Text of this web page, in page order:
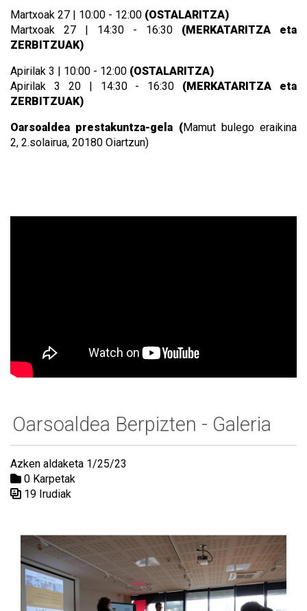
Martxoak 27 | 10:00 - 12:00 (OSTALARITZA)
Martxoak 27 | 14:30 - 16:30 (MERKATARITZA eta
ZERBITZUAK)
Apirilak 3 | 10:00 - 12:00 (OSTALARITZA)
Apirilak 3 20 | 14:30 - 16:30 (MERKATARITZA eta
ZERBITZUAK)
Oarsoaldea prestakuntza-gela (Mamut bulego eraikina
2, 2.solairua, 20180 Oiartzun)
Oarsoaldea Berpizten - Galeria
Azken aldaketa 1/25/23
0 Karpetak
19 Irudiak